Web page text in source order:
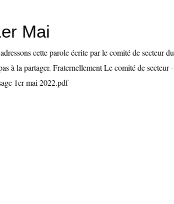
Mai
cette parole écrite par le comité de secteur du
à la partager. Fraternellement Le comité de secteur -
1er mai 2022.pdf